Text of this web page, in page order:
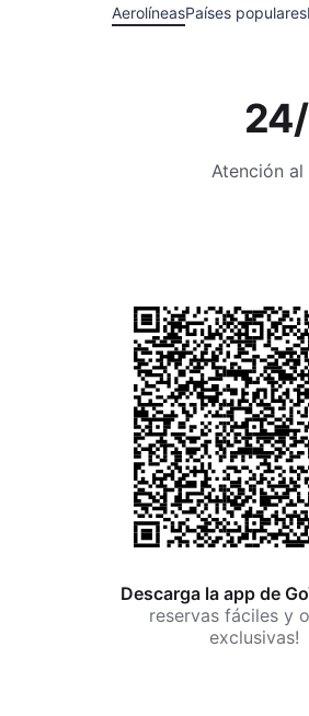
AerolíneasPaíses populares
Atención
Descarga la app de
reservas fáciles y
exclusivas!